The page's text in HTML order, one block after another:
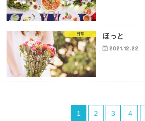
日常 ほっと
2021.12.22
1 2 3 4